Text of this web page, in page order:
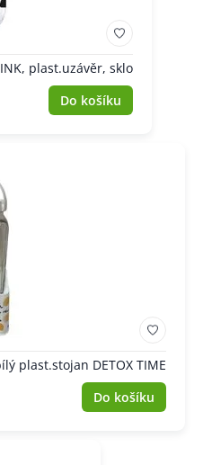
plast.uzávěr, sklo
Do košíku
plast.stojan DETOX TIME
Do košíku